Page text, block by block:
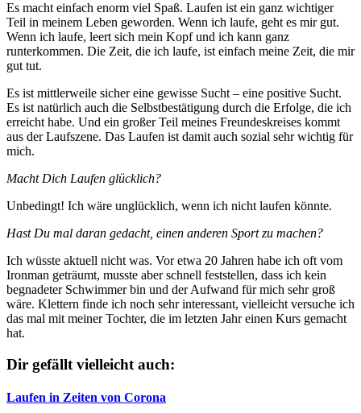
Es macht einfach enorm viel Spaß. Laufen ist ein ganz wichtiger
Teil in meinem Leben geworden. Wenn ich laufe, geht es mir gut.
Wenn ich laufe, leert sich mein Kopf und ich kann ganz
runterkommen. Die Zeit, die ich laufe, ist einfach meine Zeit, die mir
gut tut.
Es ist mittlerweile sicher eine gewisse Sucht – eine positive Sucht.
Es ist natürlich auch die Selbstbestätigung durch die Erfolge, die ich
erreicht habe. Und ein großer Teil meines Freundeskreises kommt
aus der Laufszene. Das Laufen ist damit auch sozial sehr wichtig für
mich.
Macht Dich Laufen glücklich?
Unbedingt! Ich wäre unglücklich, wenn ich nicht laufen könnte.
Hast Du mal daran gedacht, einen anderen Sport zu machen?
Ich wüsste aktuell nicht was. Vor etwa 20 Jahren habe ich oft vom
Ironman geträumt, musste aber schnell feststellen, dass ich kein
begnadeter Schwimmer bin und der Aufwand für mich sehr groß
wäre. Klettern finde ich noch sehr interessant, vielleicht versuche ich
das mal mit meiner Tochter, die im letzten Jahr einen Kurs gemacht
hat.
Dir gefällt vielleicht auch:
Laufen in Zeiten von Corona